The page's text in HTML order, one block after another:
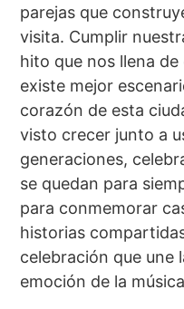
parejas que
visita. Cumplir
hito que nos llena
existe mejor
corazón de esta
visto crecer junto a
generaciones,
se quedan para
para conmemorar
historias
celebración que une
emoción de la